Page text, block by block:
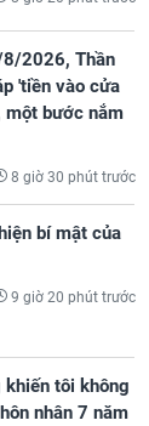
2026, Thần
'tiền vào cửa
một bước nắm
8 giờ 30 phút trước
bí mật của
9 giờ 20 phút trước
tôi không
nhân 7 năm